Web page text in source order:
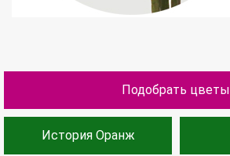
Подобрать цветы
История Оранж